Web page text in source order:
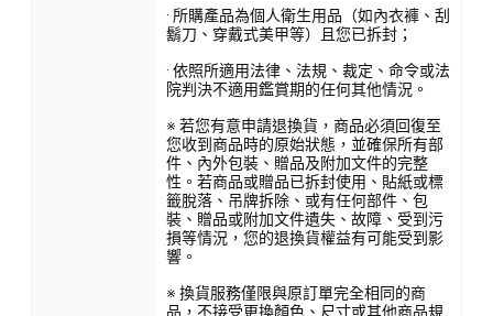
· 所購產品為個人衛生用品（如內衣褲、刮
鬍刀、穿戴式美甲等）且您已拆封；
· 依照所適用法律、法規、裁定、命令或法
院判決不適用鑑賞期的任何其他情況。
※ 若您有意申請退換貨，商品必須回復至
您收到商品時的原始狀態，並確保所有部
件、內外包裝、贈品及附加文件的完整
性。若商品或贈品已拆封使用、貼紙或標
籤脫落、吊牌拆除、或有任何部件、包
裝、贈品或附加文件遺失、故障、受到污
損等情況，您的退換貨權益有可能受到影
響。
※ 換貨服務僅限與原訂單完全相同的商
品，不接受更換顏色、尺寸或其他商品規